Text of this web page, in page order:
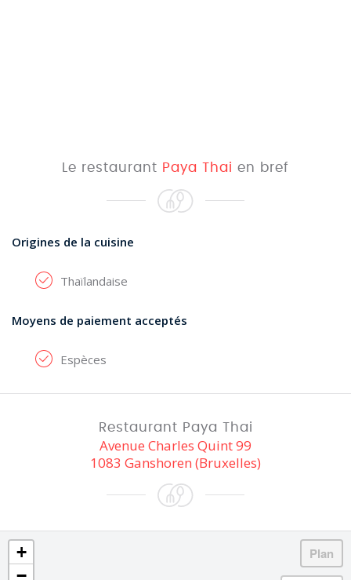
Le restaurant Paya Thai en bref
Origines de la cuisine
Thaïlandaise
Moyens de paiement acceptés
Espèces
Restaurant Paya Thai
Avenue Charles Quint 99
1083 Ganshoren (Bruxelles)
+
−